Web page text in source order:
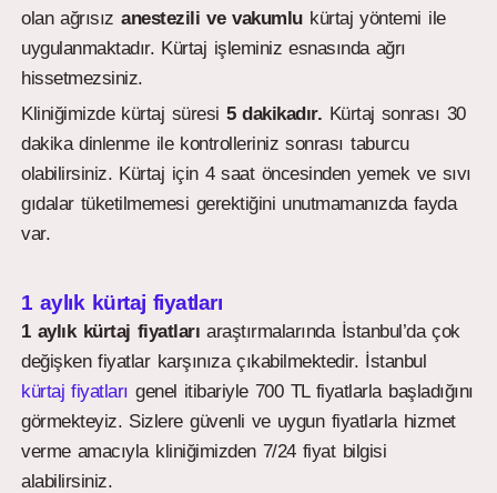
olan ağrısızanestezili ve vakumlukürtaj yöntemi ile
uygulanmaktadır. Kürtaj işleminiz esnasında ağrı
hissetmezsiniz.
Kliniğimizde kürtaj süresi 5 dakikadır. Kürtaj sonrası 30
dakika dinlenme ile kontrolleriniz sonrası taburcu
olabilirsiniz. Kürtaj için 4 saat öncesinden yemek ve sıvı
gıdalar tüketilmemesi gerektiğini unutmamanızda fayda
var.
1 aylık kürtaj fiyatları
1 aylık kürtaj fiyatları araştırmalarında İstanbul’da çok
değişken fiyatlar karşınıza çıkabilmektedir. İstanbul
kürtaj fiyatları genel itibariyle 700 TL fiyatlarla başladığını
görmekteyiz. Sizlere güvenli ve uygun fiyatlarla hizmet
verme amacıyla kliniğimizden 7/24 fiyat bilgisi
alabilirsiniz.